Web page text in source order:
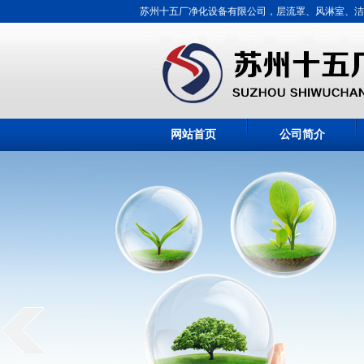
苏州十五厂净化设备有限公司，层流罩、风淋室、
网站首页 公司简介